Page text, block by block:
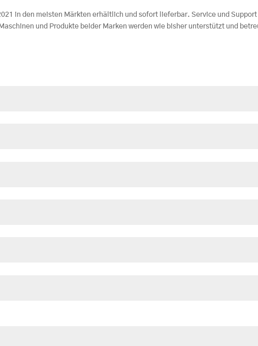
in den meisten Märkten erhältlich und sofort lieferbar. Service und Support
und Produkte beider Marken werden wie bisher unterstützt und